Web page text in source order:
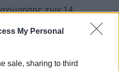
My Personal
sale, sharing to third
των 14
από 252
Κέρκυρας